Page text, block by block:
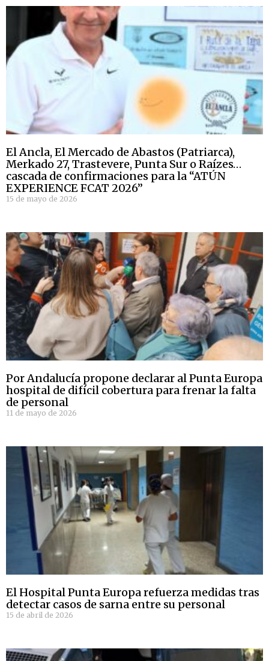
El Ancla, El Mercado de Abastos (Patriarca),
Merkado 27, Trastevere, Punta Sur o Raízes…
cascada de confirmaciones para la “ATÚN
EXPERIENCE FCAT 2026”
15 de mayo de 2026
Por Andalucía propone declarar al Punta Europa
hospital de difícil cobertura para frenar la falta
de personal
11 de mayo de 2026
El Hospital Punta Europa refuerza medidas tras
detectar casos de sarna entre su personal
15 de abril de 2026